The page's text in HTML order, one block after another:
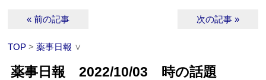
« 前の記事 次の記事 »
TOP >薬事日報 ∨
薬事日報 2022/10/03 時の話題